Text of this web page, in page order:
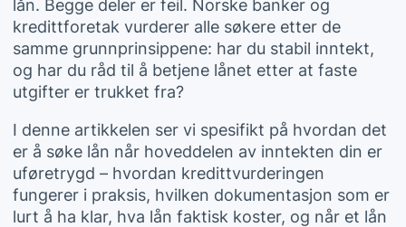
lån. Begge deler er feil. Norske banker og
kredittforetak vurderer alle søkere etter de
samme grunnprinsippene: har du stabil inntekt,
og har du råd til å betjene lånet etter at faste
utgifter er trukket fra?
I denne artikkelen ser vi spesifikt på hvordan det
er å søke lån når hoveddelen av inntekten din er
uføretrygd – hvordan kredittvurderingen
fungerer i praksis, hvilken dokumentasjon som er
lurt å ha klar, hva lån faktisk koster, og når et lån